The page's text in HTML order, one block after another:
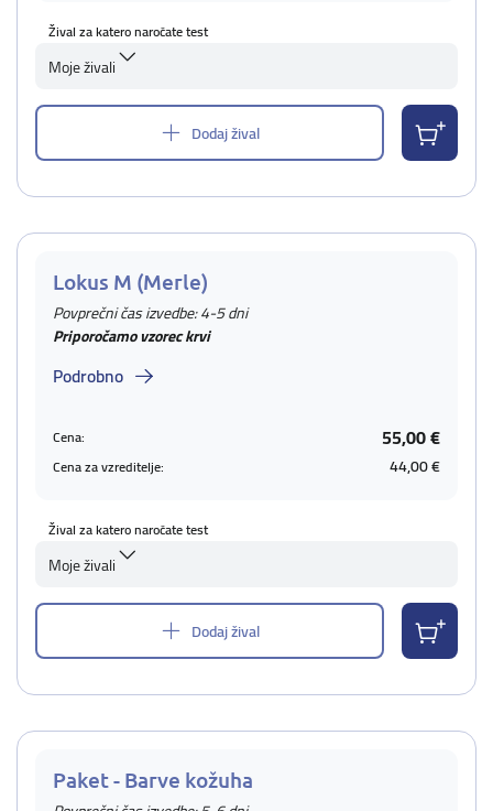
Žival za katero naročate test
Moje živali
Dodaj žival
Lokus M (Merle)
Povprečni čas izvedbe: 4-5 dni
Priporočamo vzorec krvi
Podrobno
Cena: 55,00 €
Cena za vzreditelje: 44,00 €
Žival za katero naročate test
Moje živali
Dodaj žival
Paket - Barve kožuha